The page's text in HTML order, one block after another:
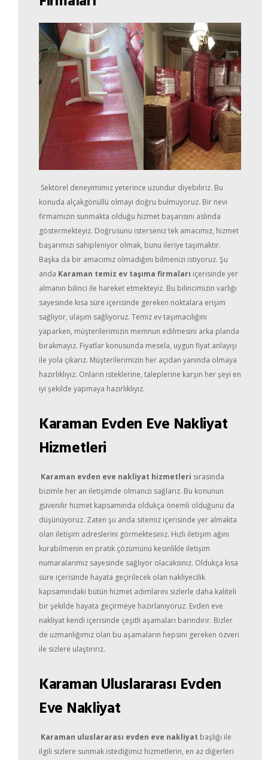
Sektörel deneyimimiz yeterince uzundur diyebiliriz. Bu
konuda alçakgönüllü olmayı doğru bulmuyoruz. Bir nevi
firmamızın sunmakta olduğu hizmet başarısını aslında
göstermekteyiz. Doğrusunu isterseniz tek amacımız, hizmet
başarımızı sahipleniyor olmak, bunu ileriye taşımaktır.
Başka da bir amacımız olmadığını bilmenizi istiyoruz. Şu
anda Karaman temiz ev taşıma firmaları içerisinde yer
almanın bilinci ile hareket etmekteyiz. Bu bilincimizin varlığı
sayesinde kısa süre içerisinde gereken noktalara erişim
sağlıyor, ulaşım sağlıyoruz. Temiz ev taşımacılığını
yaparken, müşterilerimizin memnun edilmesini arka planda
bırakmayız. Fiyatlar konusunda mesela, uygun fiyat anlayışı
ile yola çıkarız. Müşterilerimizin her açıdan yanında olmaya
hazırlıklıyız. Onların isteklerine, taleplerine karşın her şeyi en
iyi şekilde yapmaya hazırlıklıyız.
Karaman Evden Eve Nakliyat
Hizmetleri
Karaman evden eve nakliyat hizmetleri sırasında
bizimle her an iletişimde olmanızı sağlarız. Bu konunun
güvenilir hizmet kapsamında oldukça önemli olduğunu da
düşünüyoruz. Zaten şu anda sitemiz içerisinde yer almakta
olan iletişim adreslerini görmektesiniz. Hızlı iletişim ağını
kurabilmenin en pratik çözümünü kesinlikle iletişim
numaralarımız sayesinde sağlıyor olacaksınız. Oldukça kısa
süre içerisinde hayata geçirilecek olan nakliyecilik
kapsamındaki bütün hizmet adımlarını sizlerle daha kaliteli
bir şekilde hayata geçirmeye hazırlanıyoruz. Evden eve
nakliyat kendi içerisinde çeşitli aşamaları barındırır. Bizler
de uzmanlığımız olan bu aşamaların hepsini gereken özveri
ile sizlere ulaştırırız.
Karaman Uluslararası Evden
Eve Nakliyat
Karaman uluslararası evden eve nakliyat başlığı ile
ilgili sizlere sunmak istediğimiz hizmetlerin, en az diğerleri